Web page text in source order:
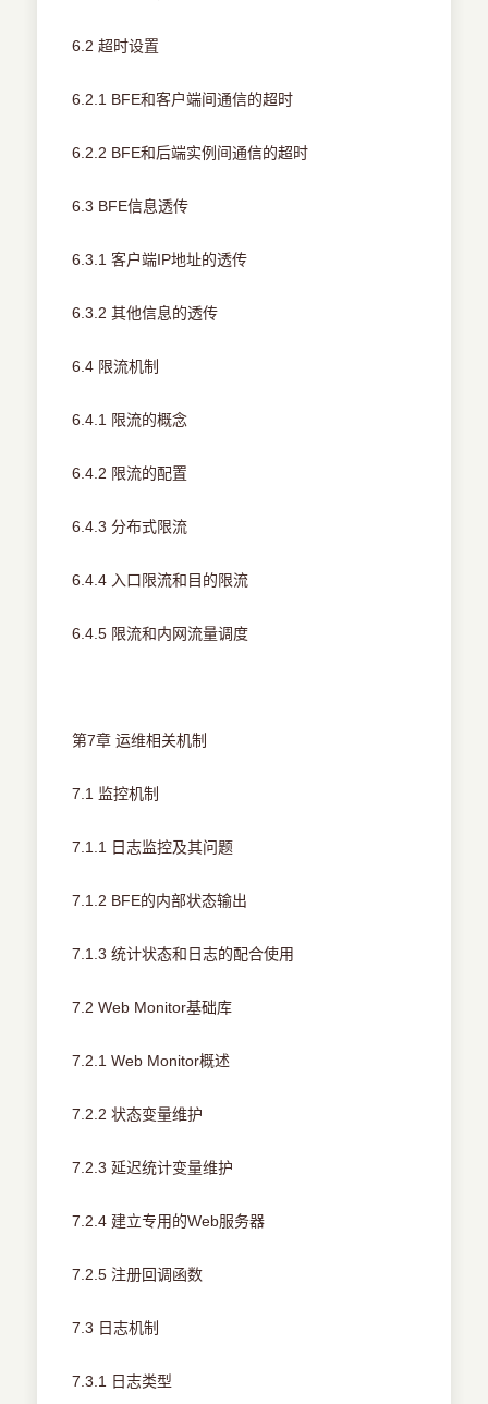
6.2 超时设置
6.2.1 BFE和客户端间通信的超时
6.2.2 BFE和后端实例间通信的超时
6.3 BFE信息透传
6.3.1 客户端IP地址的透传
6.3.2 其他信息的透传
6.4 限流机制
6.4.1 限流的概念
6.4.2 限流的配置
6.4.3 分布式限流
6.4.4 入口限流和目的限流
6.4.5 限流和内网流量调度
第7章 运维相关机制
7.1 监控机制
7.1.1 日志监控及其问题
7.1.2 BFE的内部状态输出
7.1.3 统计状态和日志的配合使用
7.2 Web Monitor基础库
7.2.1 Web Monitor概述
7.2.2 状态变量维护
7.2.3 延迟统计变量维护
7.2.4 建立专用的Web服务器
7.2.5 注册回调函数
7.3 日志机制
7.3.1 日志类型